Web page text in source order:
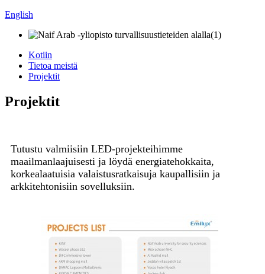
English
Kotiin
Tietoa meistä
Projektit
Projektit
Tutustu valmiisiin LED-projekteihimme
maailmanlaajuisesti ja löydä energiatehokkaita,
korkealaatuisia valaistusratkaisuja kaupallisiin ja
arkkitehtonisiin sovelluksiin.